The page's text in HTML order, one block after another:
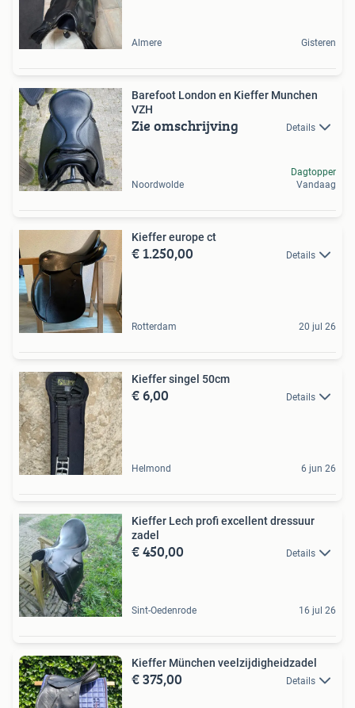
Almere Gisteren
Barefoot London en Kieffer Munchen
VZH
Zie omschrijving Details
Noordwolde
Dagtopper
Vandaag
Kieffer europe ct
€ 1.250,00 Details
Rotterdam 20 jul 26
Kieffer singel 50cm
€ 6,00 Details
Helmond 6 jun 26
Kieffer Lech profi excellent dressuur
zadel
€ 450,00 Details
Sint-Oedenrode 16 jul 26
Kieffer München veelzijdigheidzadel
€ 375,00 Details